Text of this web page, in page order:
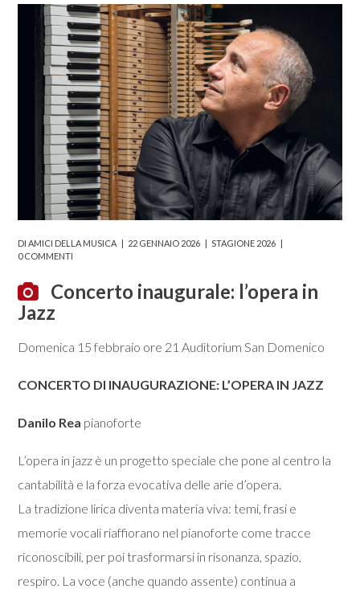
DI AMICI DELLA MUSICA 22 GENNAIO 2026
STAGIONE 2026
0 COMMENTI
Concerto inaugurale: l’opera in
Jazz
Domenica 15 febbraio ore 21 Auditorium San Domenico
CONCERTO DI INAUGURAZIONE: L’OPERA IN JAZZ
Danilo Rea pianoforte
L’opera in jazz è un progetto speciale che pone al centro la
cantabilità e la forza evocativa delle arie d’opera.
La tradizione lirica diventa materia viva: temi, frasi e
memorie vocali riaffiorano nel pianoforte come tracce
riconoscibili, per poi trasformarsi in risonanza, spazio,
respiro. La voce (anche quando assente) continua a